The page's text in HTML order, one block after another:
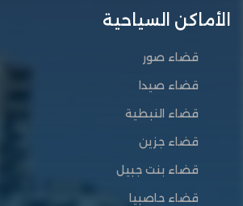
الأماكن السياحية
قضاء صور
قضاء صيدا
قضاء النبطية
قضاء جزين
قضاء بنت جبيل
قضاء حاصبيا